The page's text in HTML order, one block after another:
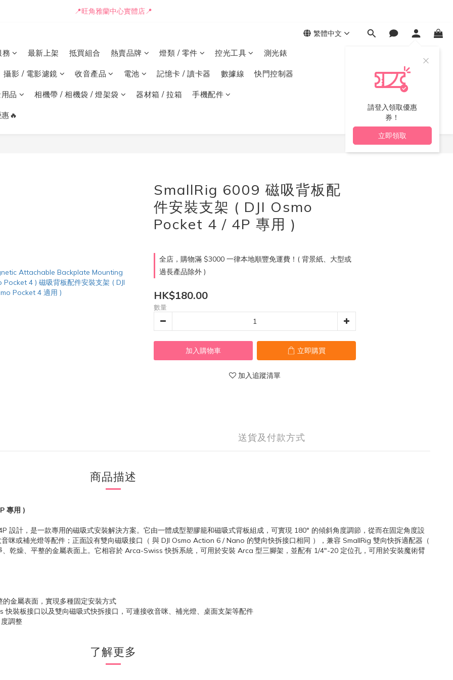
📒🖋️報價單 / 採購表格🖋️📒
📍旺角雅蘭中心實體店📍
📒🖋️報價單 / 採購表格🖋️📒
繁體中文
請登入領取優惠
券！
立即領取
最新上架 抵買組合 熱賣品牌 燈類 / 零件 控光工具 測光錶
攝影 / 電影濾鏡 收音產品 電池 記憶卡 / 讀卡器 數據線 快門控制器
品 相機帶 / 相機袋 / 燈架袋 器材箱 / 拉箱 手機配件
🔥
SmallRig 6009 磁吸背板配
件安裝支架 ( DJI Osmo
Pocket 4 / 4P 專用 )
全店，購物滿 $3000 一律本地順豐免運費！( 背景紙、大型或
過長產品除外 )
HK$180.00
數量
加入購物車 立即購買
加入追蹤清單
送貨及付款方式
商品描述
專用 )
設計，是一款專用的磁吸式安裝解決方案。它由一體成型塑膠籠和磁吸式背板組成，可實現 180° 的傾斜角度調節，從而在固定角度設
咪或補光燈等配件；正面設有雙向磁吸接口（ 與 DJI Osmo Action 6 / Nano 的雙向快拆接口相同 ），兼容 SmallRig 雙向快拆適配器（
乾燥、平整的金屬表面上。它相容於 Arca-Swiss 快拆系統，可用於安裝 Arca 型三腳架，並配有 1/4"-20 定位孔，可用於安裝魔術臂
金屬表面，實現多種固定安裝方式
裝板接口以及雙向磁吸式快拆接口，可連接收音咪、補光燈、桌面支架等配件
調整
了解更多
立即購買